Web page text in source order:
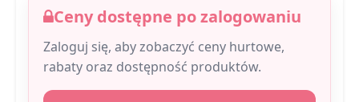
Ceny dostępne po zalogowaniu
Zaloguj się, aby zobaczyć ceny hurtowe,
rabaty oraz dostępność produktów.